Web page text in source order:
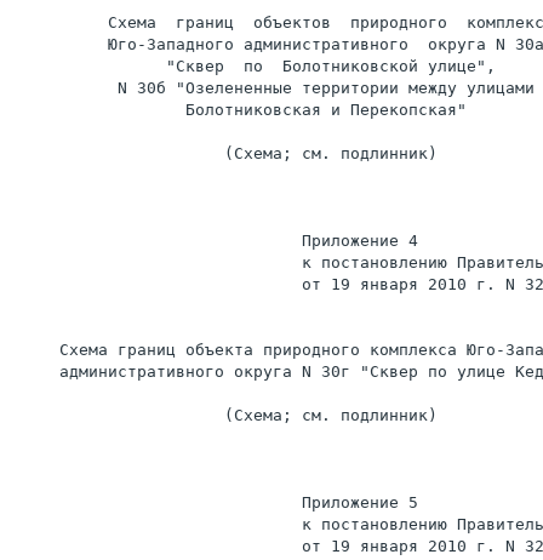
Схема  границ  объектов  природного
          Юго-Западного административного  округа N 30а
                "Сквер  по  Болотниковской улице",
           N 30б "Озелененные территории между улицами
                  Болотниковская и Перекопская"
                      (Схема; см. подлинник)
                              Приложение 4
к постановлению
от 19 января 2010 г. N
Схема границ объекта природного комплекса Юго-
административного округа N 30г "Сквер по улице
                      (Схема; см. подлинник)
                              Приложение 5
к постановлению
от 19 января 2010 г. N